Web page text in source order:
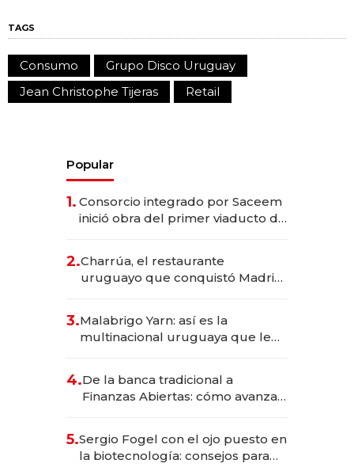
TAGS
Consumo
Grupo Disco Uruguay
Jean Christophe Tijeras
Retail
Popular
1. Consorcio integrado por Saceem
inició obra del primer viaducto de
millones
2.Charrúa, el restaurante
uruguayo que conquistó Madrid:
anticipación y prepara apertura
3.Malabrigo Yarn: así es la
multinacional uruguaya que le
4.De la banca tradicional a
Finanzas Abiertas: cómo avanza
5.Sergio Fogel con el ojo puesto en
la biotecnología: consejos para